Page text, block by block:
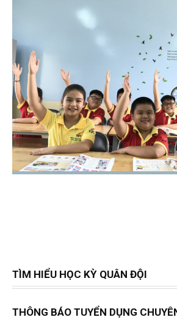
TÌM HIỂU HỌC KỲ QUÂN ĐỘI
THÔNG BÁO TUYỂN DỤNG